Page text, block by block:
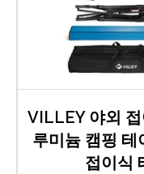
VILLEY 야외
루미늄 캠핑 테
접이식